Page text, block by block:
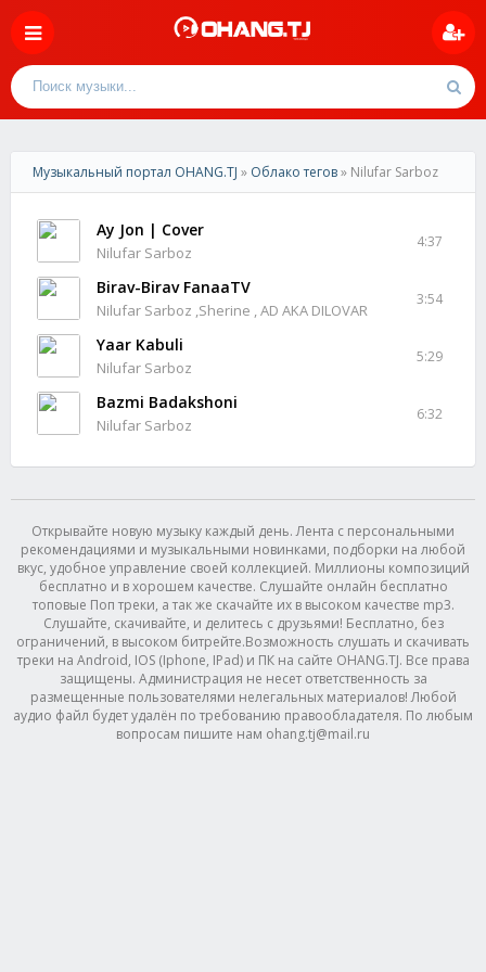
Музыкальный портал OHANG.TJ » Облако тегов» Nilufar Sarboz
Ay Jon | Cover
Nilufar Sarboz
4:37
Birav-Birav FanaaTV
Nilufar Sarboz ,Sherine , AD AKA DILOVAR
3:54
Yaar Kabuli
Nilufar Sarboz
5:29
Bazmi Badakshoni
Nilufar Sarboz
6:32
Открывайте новую музыку каждый день. Лента с персональными
рекомендациями и музыкальными новинками, подборки на любой
вкус, удобное управление своей коллекцией. Миллионы композиций
бесплатно и в хорошем качестве. Слушайте онлайн бесплатно
топовые Поп треки, а так же скачайте их в высоком качестве mp3.
Слушайте, скачивайте, и делитесь с друзьями! Бесплатно, без
ограничений, в высоком битрейте.Возможность слушать и скачивать
треки на Android, IOS (Iphone, IPad) и ПК на сайте OHANG.TJ. Все права
защищены. Администрация не несет ответственность за
размещенные пользователями нелегальных материалов! Любой
аудио файл будет удалён по требованию правообладателя. По любым
вопросам пишите нам ohang.tj@mail.ru